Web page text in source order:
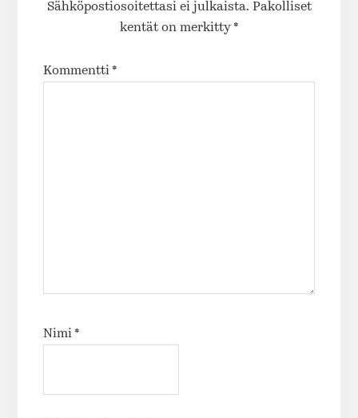
Sähköpostiosoitettasi ei julkaista. Pakolliset
kentät on merkitty *
Kommentti *
Nimi *